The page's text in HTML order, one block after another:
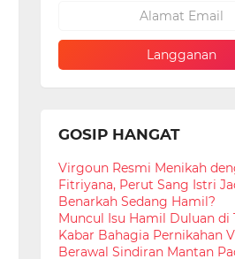
GOSIP HANGAT
Virgoun Resmi Menikah
Fitriyana, Perut Sang Istri
Benarkah Sedang Hamil?
Muncul Isu Hamil Duluan di
Kabar Bahagia Pernikahan
Berawal Sindiran Mantan